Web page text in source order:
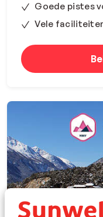
Goede pistes
Vele